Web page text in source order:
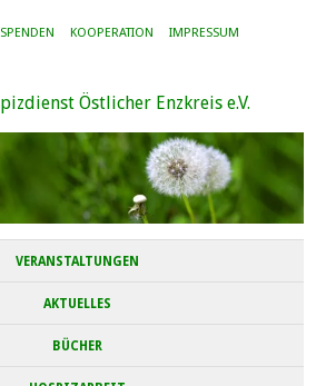
SPENDEN KOOPERATION IMPRESSUM
VERANSTALTUNGEN
AKTUELLES
BÜCHER